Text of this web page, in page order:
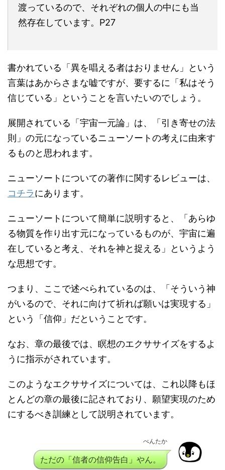
渡っているので、それぞれの個人の中にも当
然存在しています。P27
書かれている「異を唱える者はおりません」という
言葉はあからさまな嘘ですが、要するに「私はそう
信じている」ということを言いたいのでしょう。
展開されている「宇宙一元論」は、「引き寄せの法
則」の元になっているニューソートの考えに由来す
るものと思われます。
ニューソートについての著作に関するレビューは、
コチラにあります。
ニューソートについて簡単に説明すると、「あらゆ
る物質を作り出す元になっているものが、宇宙に遍
在していると考え、それを神と捉える」というよう
な思想です。
つまり、ここで述べられているのは、「そういう神
がいるので、それに向けて祈れば願いは実現する」
という「信仰」だということです。
なお、章の最後では、瞑想のエクササイズをするよ
うに指示がされています。
このようなエクササイズについては、これ以降もほ
とんどの章の最後に記されており、願望実現のため
にするべき訓練として説明されています。
ぺんたか
ただの「信者の信仰告白」やん。